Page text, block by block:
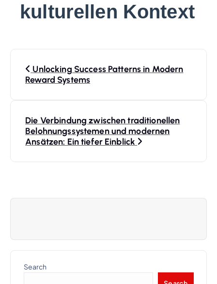
kulturellen Kontext
v
Unlocking Success Patterns in Modern
Reward Systems
Die Verbindung zwischen traditionellen
Belohnungssystemen und modernen
Ansätzen: Ein tiefer Einblick
Search